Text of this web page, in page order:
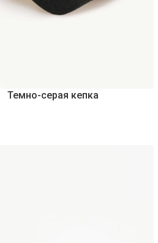
Темно-серая кепка